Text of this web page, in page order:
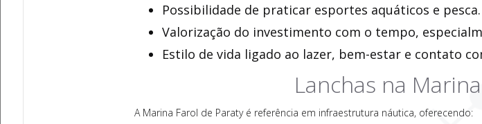
Possibilidade de praticar esportes aquáticos e pesca.
Valorização do investimento com o tempo,
Estilo de vida ligado ao lazer, bem-estar e contato
Lanchas na
A Marina Farol de Paraty é referência em infraestrutura náutica, oferecendo: